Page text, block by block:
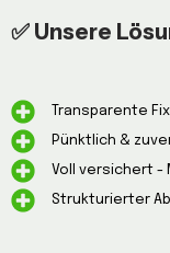
✅ Unsere
Transparente
Pünktlich &
Voll versichert -
Strukturierter